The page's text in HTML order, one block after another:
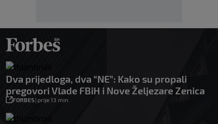
Dva prijedloga, dva “NE”: Kako su propali
pregovori Vlade FBiH i Nove Željezare Zenica
FORBES| prije 13 min.